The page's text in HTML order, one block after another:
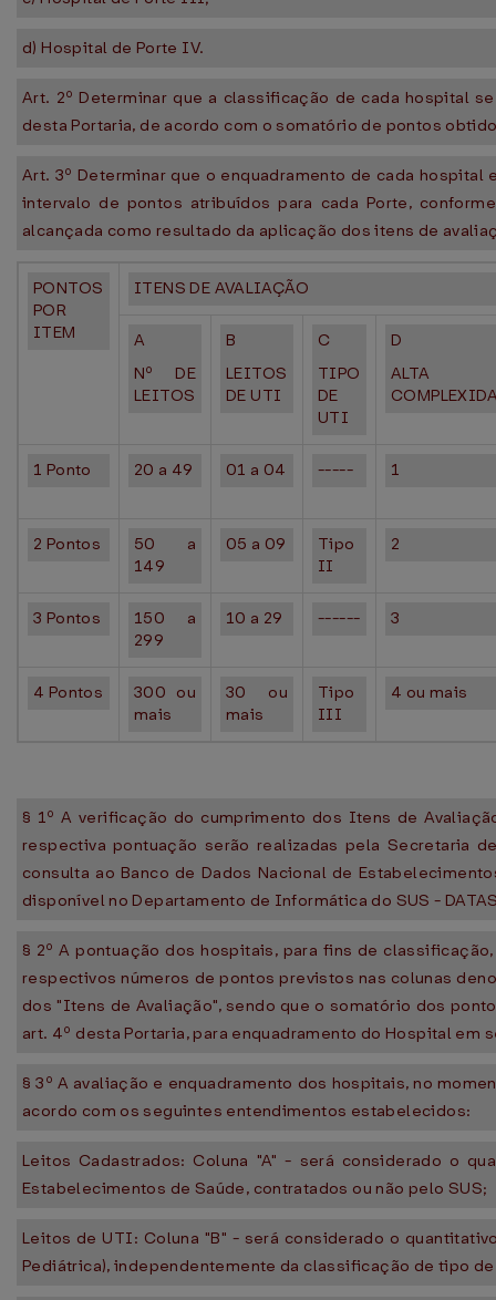
d) Hospital de Porte IV.
Art. 2º Determinar que a classificação de cada hospital
desta Portaria, de acordo com o somatório de pontos
Art. 3º Determinar que o enquadramento de cada
intervalo de pontos atribuídos para cada Porte,
alcançada como resultado da aplicação dos itens de
PONTOS
POR
ITEM
ITENS DE AVALIAÇÃO
A
Nº DE
LEITOS
B
LEITOS
DE UTI
C
TIPO
DE
UTI
D
ALTA
1 Ponto 20 a 49 01 a 04 ----- 1
2 Pontos
50 a
149
05 a 09
Tipo
II
2
3 Pontos
150 a
299
10 a 29 ------ 3
4 Pontos
300 ou
mais
30 ou
mais
Tipo
III
4 ou mais
§ 1º A verificação do cumprimento dos Itens de
respectiva pontuação serão realizadas pela Secretaria
consulta ao Banco de Dados Nacional de
disponível no Departamento de Informática do SUS -
§ 2º A pontuação dos hospitais, para fins de
respectivos números de pontos previstos nas colunas
dos "Itens de Avaliação", sendo que o somatório dos
art. 4º desta Portaria, para enquadramento do Hospital em
§ 3º A avaliação e enquadramento dos hospitais, no
acordo com os seguintes entendimentos estabelecidos:
Leitos Cadastrados: Coluna "A" - será considerado o
Estabelecimentos de Saúde, contratados ou não pelo SUS;
Leitos de UTI: Coluna "B" - será considerado o
Pediátrica), independentemente da classificação de tipo